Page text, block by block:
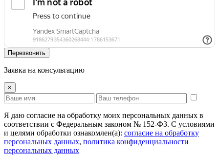
Перезвонить
Заявка на консультацию
×
Я даю согласие на обработку моих персональных данных в
соответствии с Федеральным законом № 152-ФЗ. С условиями
и целями обработки ознакомлен(а): cогласие на обработку
персональных данных, политика конфиденциальности
персональных данных